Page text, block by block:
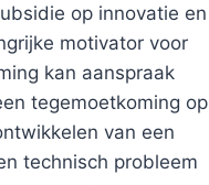
op innovatie en
motivator voor
kan aanspraak
tegemoetkoming op
van een
technisch probleem